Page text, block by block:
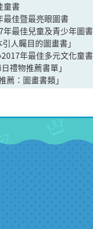
童書
最佳暨最亮眼圖書
年最佳兒童及青少年圖書
人矚目的圖畫書」
年最佳多元文化童書
禮物推薦書單」
薦：圖畫書類」